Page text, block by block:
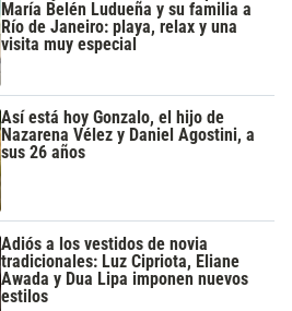
María Belén Ludueña y su familia a
Río de Janeiro: playa, relax y una
visita muy especial
Así está hoy Gonzalo, el hijo de
Nazarena Vélez y Daniel Agostini, a
sus 26 años
Adiós a los vestidos de novia
tradicionales: Luz Cipriota, Eliane
Awada y Dua Lipa imponen nuevos
estilos